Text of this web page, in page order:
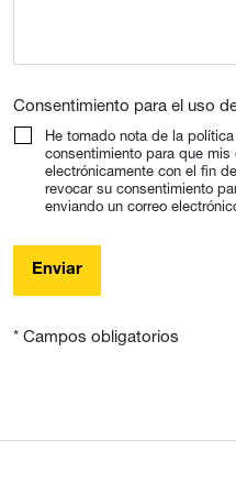
Consentimiento para el uso
He tomado nota de la
consentimiento para que
electrónicamente con el fin
revocar su consentimiento
enviando un correo
Enviar
* Campos obligatorios